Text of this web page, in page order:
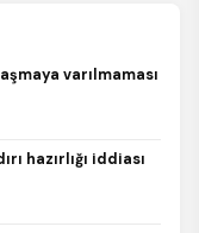
varılmaması
hazırlığı iddiası